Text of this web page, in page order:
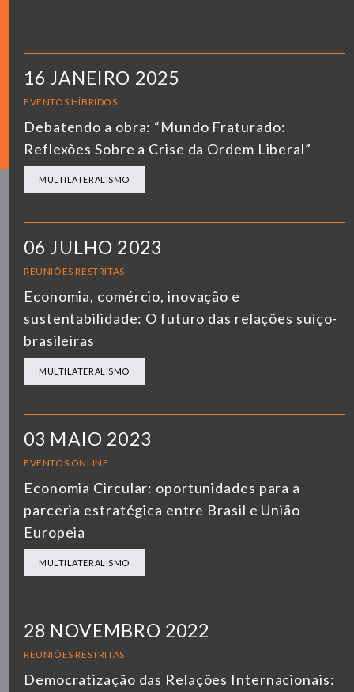
16 JANEIRO 2025
EVENTOS HÍBRIDOS
Debatendo a obra: “Mundo Fraturado:
Reflexões Sobre a Crise da Ordem Liberal”
MULTILATERALISMO
06 JULHO 2023
REUNIÕES RESTRITAS
Economia, comércio, inovação e
sustentabilidade: O futuro das relações suíço-
brasileiras
MULTILATERALISMO
03 MAIO 2023
EVENTOS ONLINE
Economia Circular: oportunidades para a
parceria estratégica entre Brasil e União
Europeia
MULTILATERALISMO
28 NOVEMBRO 2022
REUNIÕES RESTRITAS
Democratização das Relações Internacionais: